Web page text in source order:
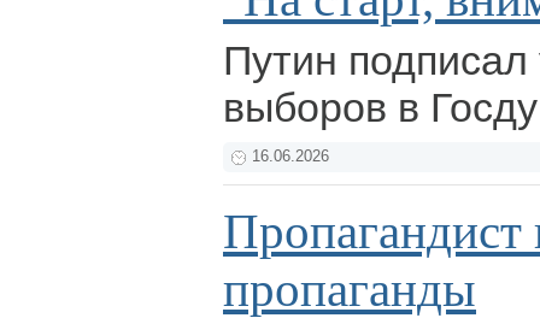
Путин подписал
выборов в
16.06.2026
Пропагандист
пропаганды